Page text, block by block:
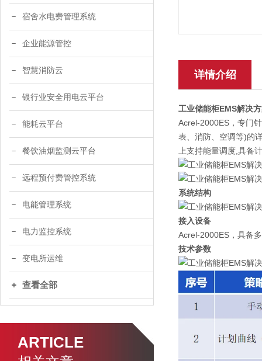
宿舍水电费管理系统
企业能源管控
智慧消防云
银行业安全用电云平台
能耗云平台
餐饮油烟监测云平台
远程预付费管控系统
电能管理系统
电力监控系统
变电所运维
查看全部
ARTICLE
详情介绍
工业储能柜EMS解决
Acrel-2000ES，专门
表、消防、空调等)的
上支持能量调度,具备
系统结构
接入设备
Acrel-2000ES，具备
技术参数